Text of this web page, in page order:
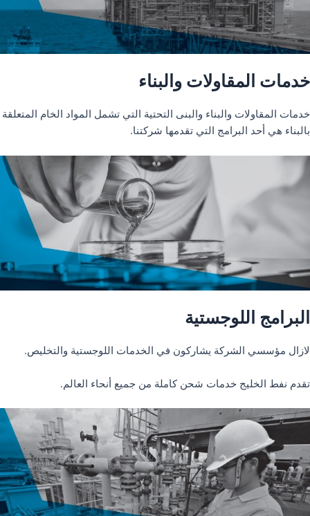
خدمات المقاولات والبناء
خدمات المقاولات والبناء والبنى التحتية التي تشمل المواد الخام المتعلقة
بالبناء هي أحد البرامج التي تقدمها شركتنا.
البرامج اللوجستية
لازال مؤسسي الشركة يشاركون في الخدمات اللوجستية والتخليص.
تقدم نفط الخليج خدمات شحن كاملة من جميع أنحاء العالم.